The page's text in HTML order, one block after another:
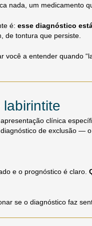
nada, um medicamento
é: esse diagnóstico
de tontura que persiste.
você a entender
clínica
de exclusão —
e o prognóstico é claro.
se o diagnóstico faz